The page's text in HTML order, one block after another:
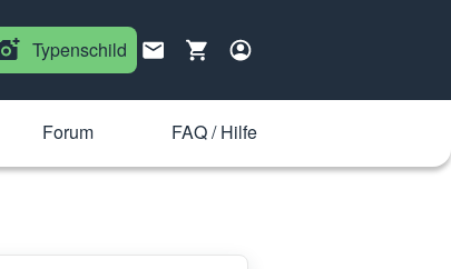
Typenschild
Forum FAQ / Hilfe